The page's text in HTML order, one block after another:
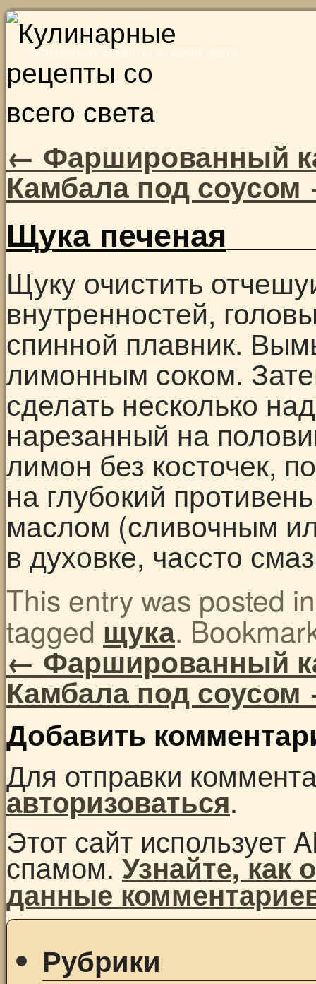
Кулинарные рецепты со всего света
Skip
content
← Фаршированный
Камбала под соусом
Щука печеная
Щуку очистить
внутренностей,
спинной плавник.
лимонным соком.
сделать несколько
нарезанный на
лимон без косточек,
на глубокий
маслом (сливочным
в духовке, чассто
This entry was posted
tagged щука.
←Фаршированный
Камбала под соусом
Добавить
Для отправки
авторизоваться.
Этот сайт использует
спамом.Узнайте,
данные
Рубрики